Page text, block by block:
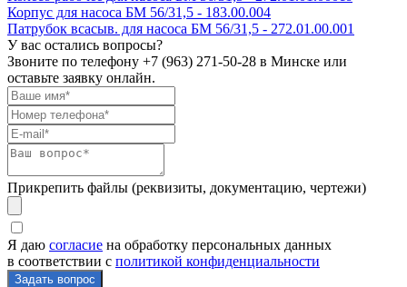
Корпус для насоса БМ 56/31,5 - 183.00.004
Патрубок всасыв. для насоса БМ 56/31,5 - 272.01.00.001
У вас остались вопросы?
Звоните по телефону +7 (963) 271-50-28 в Минске или
оставьте заявку онлайн.
Прикрепить файлы (реквизиты, документацию, чертежи)
Я даю согласие на обработку персональных данных
в соответствии с политикой конфиденциальности